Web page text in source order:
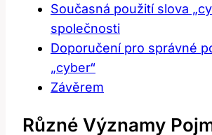
Současná použití slova‌
společnosti
Doporučení pro správné
„cyber“
Závěrem
Různé‌ Významy